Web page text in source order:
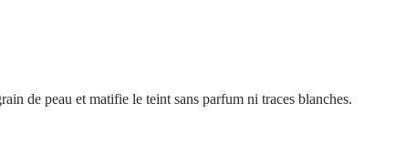
de peau et matifie le teint sans parfum ni traces blanches.